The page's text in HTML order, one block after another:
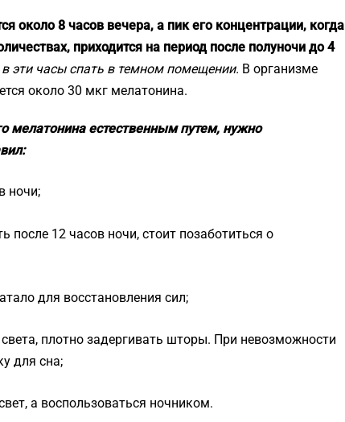
около 8 часов вечера, а пик его концентрации, когда
приходится на период после полуночи до 4
эти часы спать в темном помещении. В организме
около 30 мкг мелатонина.
естественным путем, нужно
ночи;
после 12 часов ночи, стоит позаботиться о
для восстановления сил;
плотно задергивать шторы. При невозможности
для сна;
а воспользоваться ночником.